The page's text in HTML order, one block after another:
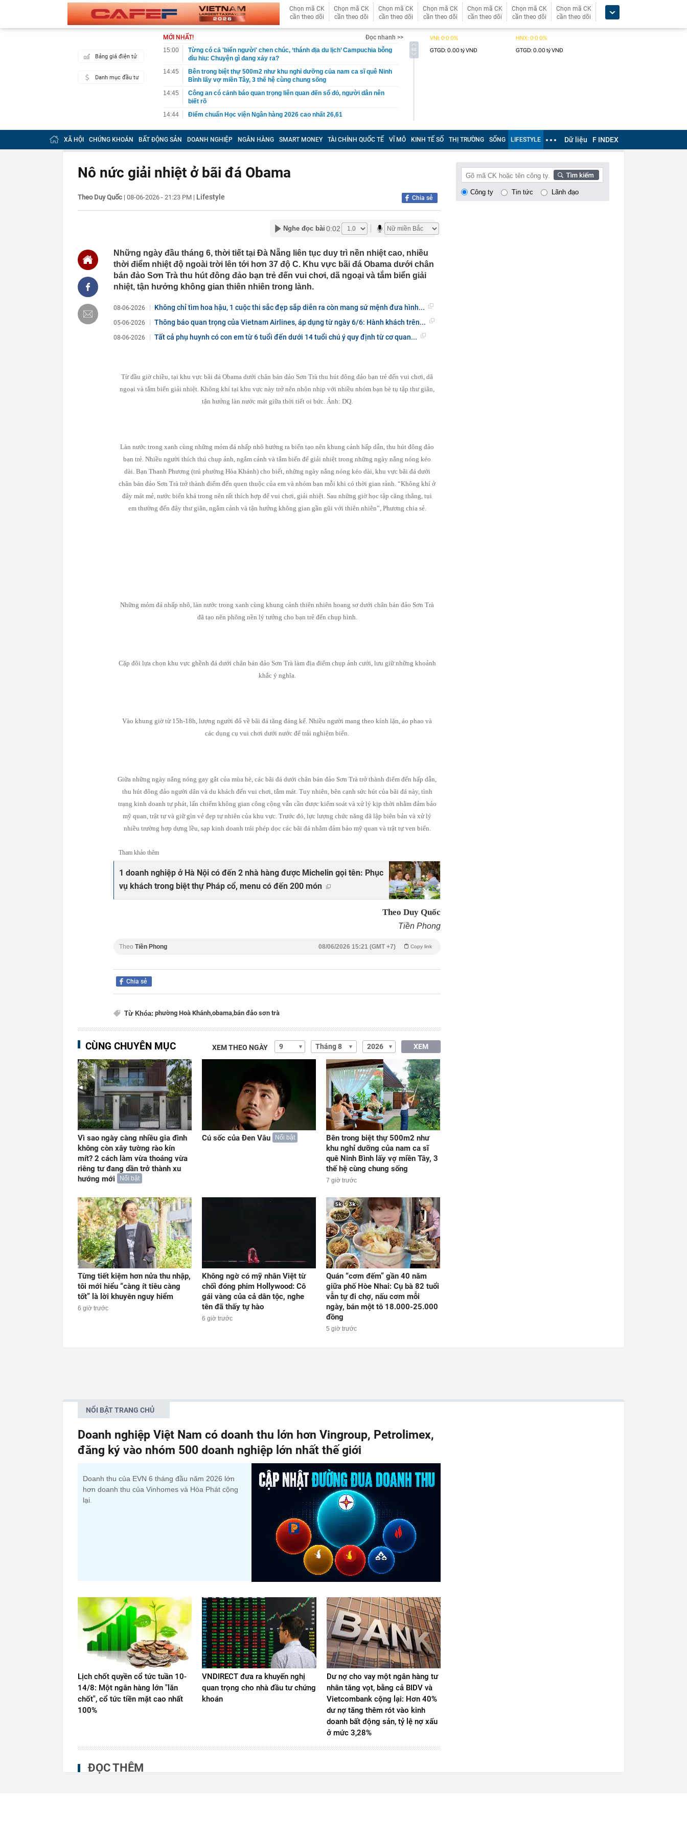
Chọn mã CK
cần theo dõi
Chọn mã CK
cần theo dõi
Chọn mã CK
cần theo dõi
Chọn mã CK
cần theo dõi
Chọn mã CK
cần theo dõi
Chọn mã CK
cần theo dõi
Chọn mã CK
cần theo dõi
Bảng giá điện tử
Danh mục đầu tư
MỚI NHẤT!
Đọc nhanh >>
15:00
Từng có cả 'biển người' chen chúc, ‘thánh địa du lịch’ Campuchia bỗng
đìu hiu: Chuyện gì đang xảy ra?
14:45
Bên trong biệt thự 500m2 như khu nghỉ dưỡng của nam ca sĩ quê Ninh
Bình lấy vợ miền Tây, 3 thế hệ cùng chung sống
14:45
Công an có cảnh báo quan trọng liên quan đến sổ đỏ, người dân nên
biết rõ
14:44
Điểm chuẩn Học viện Ngân hàng 2026 cao nhất 26,61
14:41
Trước khi đi ngủ nửa tiếng, hãy kiên trì cùng con làm 3 việc này, 10
năm sau sự khác biệt giữa con và bạn bè đồng trang lứa sẽ thấy rõ
14:40
Vì sao ì ạch làm hạ tầng sạc xe điện trên cao tốc Bắc - Nam?
14:30
Pin 9 tiếng, sạc 7 lần: Samsung và Google chính thức lộ diện kính AI
14:29
Ra lệnh bắt tạm giam nguyên Trưởng Ban quản lý chung cư Ngô Anh
Honda chính thức ra mắt xe tay côn cổ điển 150 cc giá 30 triệu đồng
14:15
Trường đại học đầu tiên có ngành đạt điểm chuẩn tuyệt đối 30/30 năm
2026
14:09
Diện mạo đường nối cao tốc TP.HCM - Long Thành sau gần 8 tháng thi
công
lời khuyên nguy hiểm
13:54
Một cổ đông lớn muốn tăng sở hữu tại Digiworld
13:50
Cụ bà 111 tuổi vẫn ra đồng, tiết lộ những thói quen duy trì suốt nhiều
thập kỷ
của cả dân tộc, nghe tên đã thấy tự hào
ĐBQH: Mở rộng hoạt động của ngân hàng cần phòng ngừa tình trạng
XÃ HỘI CHỨNG KHOÁN BẤT ĐỘNG SẢN DOANH NGHIỆP NGÂN HÀNG SMART MONEY TÀI CHÍNH QUỐC TẾ VĨ MÔ KINH TẾ SỐ THỊ TRƯỜNG SỐNG LIFESTYLE Dữ liệu F INDEX
Nô nức giải nhiệt ở bãi đá Obama
Theo Duy Quốc | 08-06-2026 - 21:23 PM | Lifestyle Chia sẻ
Nghe đọc bài 0:02
Những ngày đầu tháng 6, thời tiết tại Đà Nẵng liên tục duy trì nền nhiệt cao, nhiều
thời điểm nhiệt độ ngoài trời lên tới hơn 37 độ C. Khu vực bãi đá Obama dưới chân
bán đảo Sơn Trà thu hút đông đảo bạn trẻ đến vui chơi, dã ngoại và tắm biển giải
nhiệt, tận hưởng không gian thiên nhiên trong lành.
08-06-2026 Không chỉ tìm hoa hậu, 1 cuộc thi sắc đẹp sắp diễn ra còn mang sứ mệnh đưa hình...
05-06-2026 Thông báo quan trọng của Vietnam Airlines, áp dụng từ ngày 6/6: Hành khách trên...
08-06-2026 Tất cả phụ huynh có con em từ 6 tuổi đến dưới 14 tuổi chú ý quy định từ cơ quan...
Từ đầu giờ chiều, tại khu vực bãi đá Obama dưới chân bán đảo Sơn Trà thu hút đông đảo bạn trẻ đến vui chơi, dã
ngoại và tắm biển giải nhiệt. Không khí tại khu vực này trở nên nhộn nhịp với nhiều nhóm bạn bè tụ tập thư giãn,
tận hưởng làn nước mát giữa thời tiết oi bức. Ảnh: DQ.
Làn nước trong xanh cùng những mỏm đá nhấp nhô hướng ra biển tạo nên khung cảnh hấp dẫn, thu hút đông đảo
bạn trẻ. Nhiều người thích thú chụp ảnh, ngắm cảnh và tắm biển để giải nhiệt trong những ngày nắng nóng kéo
dài. Bạn Thanh Phương (trú phường Hòa Khánh) cho biết, những ngày nắng nóng kéo dài, khu vực bãi đá dưới
chân bán đảo Sơn Trà trở thành điểm đến quen thuộc của em và nhóm bạn mỗi khi có thời gian rảnh. “Không khí ở
đây mát mẻ, nước biển khá trong nên rất thích hợp để vui chơi, giải nhiệt. Sau những giờ học tập căng thẳng, tụi
em thường đến đây thư giãn, ngắm cảnh và tận hưởng không gian gần gũi với thiên nhiên”, Phương chia sẻ.
Những mỏm đá nhấp nhô, làn nước trong xanh cùng khung cảnh thiên nhiên hoang sơ dưới chân bán đảo Sơn Trà
đã tạo nên phông nền lý tưởng cho bạn trẻ đến chụp hình.
Cặp đôi lựa chọn khu vực ghềnh đá dưới chân bán đảo Sơn Trà làm địa điểm chụp ảnh cưới, lưu giữ những khoảnh
khắc ý nghĩa.
Vào khung giờ từ 15h-18h, lượng người đổ về bãi đá tăng đáng kể. Nhiều người mang theo kính lặn, áo phao và
các dụng cụ vui chơi dưới nước để trải nghiệm biển.
Giữa những ngày nắng nóng gay gắt của mùa hè, các bãi đá dưới chân bán đảo Sơn Trà trở thành điểm đến hấp dẫn,
thu hút đông đảo người dân và du khách đến vui chơi, tắm mát. Tuy nhiên, bên cạnh sức hút của bãi đá này, tình
trạng kinh doanh tự phát, lấn chiếm không gian công cộng vẫn cần được kiểm soát và xử lý kịp thời nhằm đảm bảo
mỹ quan, trật tự và giữ gìn vẻ đẹp tự nhiên của khu vực. Trước đó, lực lượng chức năng đã lập biên bản và xử lý
nhiều trường hợp dựng lều, sạp kinh doanh trái phép dọc các bãi đá nhằm đảm bảo mỹ quan và trật tự ven biển.
Tham khảo thêm
1 doanh nghiệp ở Hà Nội có đến 2 nhà hàng được Michelin gọi tên: Phục
vụ khách trong biệt thự Pháp cổ, menu có đến 200 món
Theo Duy Quốc
Tiền Phong
Theo Tiền Phong Copy link
08/06/2026 15:21 (GMT +7)
Chia sẻ
Từ Khóa: phường Hoà Khánh,obama,bán đảo sơn trà
CÙNG CHUYÊN MỤC XEM THEO NGÀY XEM
Vì sao ngày càng nhiều gia đình
không còn xây tường rào kín
mít? 2 cách làm vừa thoáng vừa
riêng tư đang dần trở thành xu
hướng mới
Nổi bật
Cú sốc của Đen Vâu Nổi bật
Bên trong biệt thự 500m2 như
khu nghỉ dưỡng của nam ca sĩ
quê Ninh Bình lấy vợ miền Tây, 3
thế hệ cùng chung sống
7 giờ trước
Từng tiết kiệm hơn nửa thu nhập,
tôi mới hiểu “càng ít tiêu càng
tốt” là lời khuyên nguy hiểm
6 giờ trước
Không ngờ có mỹ nhân Việt từ
chối đóng phim Hollywood: Cô
gái vàng của cả dân tộc, nghe
tên đã thấy tự hào
6 giờ trước
Quán “cơm đếm” gần 40 năm
giữa phố Hòe Nhai: Cụ bà 82 tuổi
vẫn tự đi chợ, nấu cơm mỗi
ngày, bán một tô 18.000-25.000
đồng
5 giờ trước
Công ty Tin tức Lãnh đạo
NỔI BẬT TRANG CHỦ
Doanh nghiệp Việt Nam có doanh thu lớn hơn Vingroup, Petrolimex,
đăng ký vào nhóm 500 doanh nghiệp lớn nhất thế giới
Doanh thu của EVN 6 tháng đầu năm 2026 lớn
hơn doanh thu của Vinhomes và Hòa Phát cộng
lại.
Lịch chốt quyền cổ tức tuần 10-
14/8: Một ngân hàng lớn "lăn
chốt", cổ tức tiền mặt cao nhất
100%
VNDIRECT đưa ra khuyến nghị
quan trọng cho nhà đầu tư chứng
khoán
Dư nợ cho vay một ngân hàng tư
nhân tăng vọt, bằng cả BIDV và
Vietcombank cộng lại: Hơn 40%
dư nợ tăng thêm rót vào kinh
doanh bất động sản, tỷ lệ nợ xấu
ở mức 3,28%
ĐỌC THÊM